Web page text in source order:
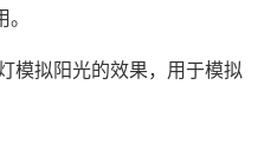
模拟阳光的效果，用于模拟